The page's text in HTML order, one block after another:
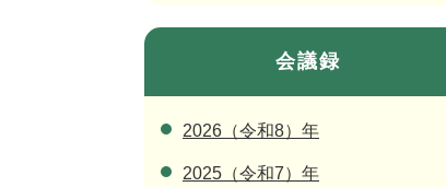
会議録
2026（令和8）年
2025（令和7）年